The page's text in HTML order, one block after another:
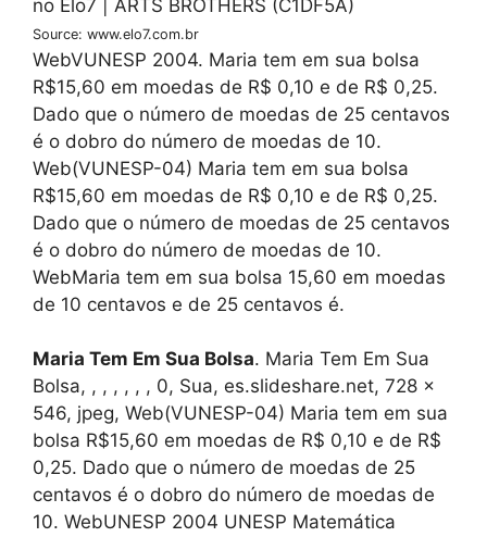
Source: www.elo7.com.br
WebVUNESP 2004. Maria tem em sua bolsa
R$15,60 em moedas de R$ 0,10 e de R$ 0,25.
Dado que o número de moedas de 25 centavos
é o dobro do número de moedas de 10.
Web(VUNESP-04) Maria tem em sua bolsa
R$15,60 em moedas de R$ 0,10 e de R$ 0,25.
Dado que o número de moedas de 25 centavos
é o dobro do número de moedas de 10.
WebMaria tem em sua bolsa 15,60 em moedas
de 10 centavos e de 25 centavos é.
Maria Tem Em Sua Bolsa. Maria Tem Em Sua
Bolsa, , , , , , , 0, Sua, es.slideshare.net, 728 x
546, jpeg, Web(VUNESP-04) Maria tem em sua
bolsa R$15,60 em moedas de R$ 0,10 e de R$
0,25. Dado que o número de moedas de 25
centavos é o dobro do número de moedas de
10. WebUNESP 2004 UNESP Matemática